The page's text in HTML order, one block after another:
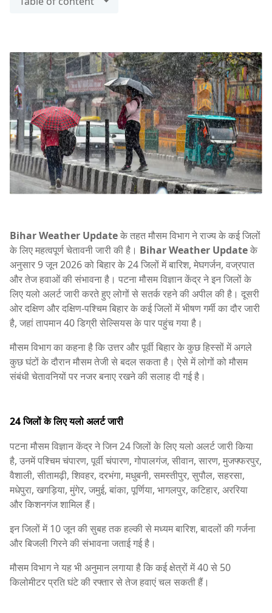
Bihar Weather Updateके तहत मौसम विभाग ने राज्य के कई जिलों
के लिए महत्वपूर्ण चेतावनी जारी की है। Bihar Weather Updateके
अनुसार 9 जून 2026 को बिहार के 24 जिलों में बारिश, मेघगर्जन, वज्रपात
और तेज हवाओं की संभावना है। पटना मौसम विज्ञान केंद्र ने इन जिलों के
लिए यलो अलर्ट जारी करते हुए लोगों से सतर्क रहने की अपील की है। दूसरी
ओर दक्षिण और दक्षिण-पश्चिम बिहार के कई जिलों में भीषण गर्मी का दौर जारी
है, जहां तापमान 40 डिग्री सेल्सियस के पार पहुंच गया है।
मौसम विभाग का कहना है कि उत्तर और पूर्वी बिहार के कुछ हिस्सों में अगले
कुछ घंटों के दौरान मौसम तेजी से बदल सकता है। ऐसे में लोगों को मौसम
संबंधी चेतावनियों पर नजर बनाए रखने की सलाह दी गई है।
24 जिलों के लिए यलो अलर्ट जारी
पटना मौसम विज्ञान केंद्र ने जिन 24 जिलों के लिए यलो अलर्ट जारी किया
है, उनमें पश्चिम चंपारण, पूर्वी चंपारण, गोपालगंज, सीवान, सारण, मुजफ्फरपुर,
वैशाली, सीतामढ़ी, शिवहर, दरभंगा, मधुबनी, समस्तीपुर, सुपौल, सहरसा,
मधेपुरा, खगड़िया, मुंगेर, जमुई, बांका, पूर्णिया, भागलपुर, कटिहार, अररिया
और किशनगंज शामिल हैं।
इन जिलों में 10 जून की सुबह तक हल्की से मध्यम बारिश, बादलों की गर्जना
और बिजली गिरने की संभावना जताई गई है।
मौसम विभाग ने यह भी अनुमान लगाया है कि कई क्षेत्रों में 40 से 50
किलोमीटर प्रति घंटे की रफ्तार से तेज हवाएं चल सकती हैं।